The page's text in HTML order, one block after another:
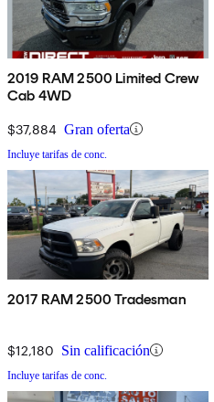
2019 RAM 2500 Limited Crew
Cab 4WD
$37,884 Gran oferta
Incluye tarifas de conc.
2017 RAM 2500 Tradesman
$12,180 Sin calificación
Incluye tarifas de conc.